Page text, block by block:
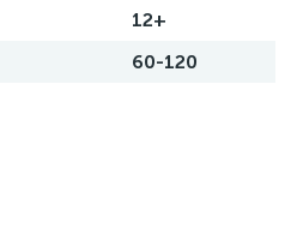
12+
60-120